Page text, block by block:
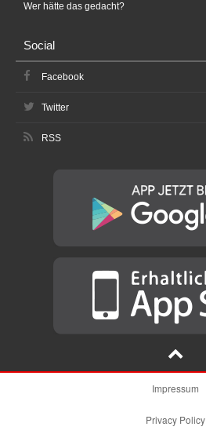
Wer hätte das gedacht?
Social
Facebook
Twitter
RSS
Impressum
Privacy Policy